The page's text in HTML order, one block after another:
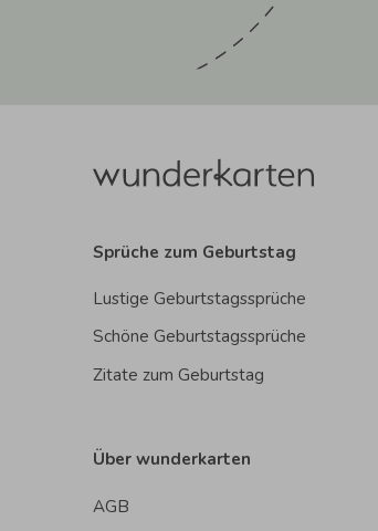
Sprüche zum Geburtstag
Lustige Geburtstagssprüche
Schöne Geburtstagssprüche
Zitate zum Geburtstag
Über wunderkarten
AGB